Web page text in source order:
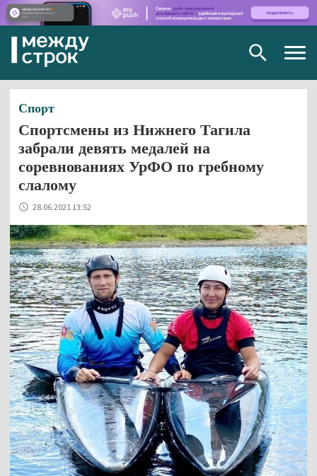
Спорт
Спортсмены из Нижнего Тагила
забрали девять медалей на
соревнованиях УрФО по гребному
слалому
28.06.2021 13:52